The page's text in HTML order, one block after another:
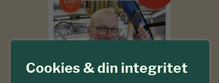
Cookies & din integritet